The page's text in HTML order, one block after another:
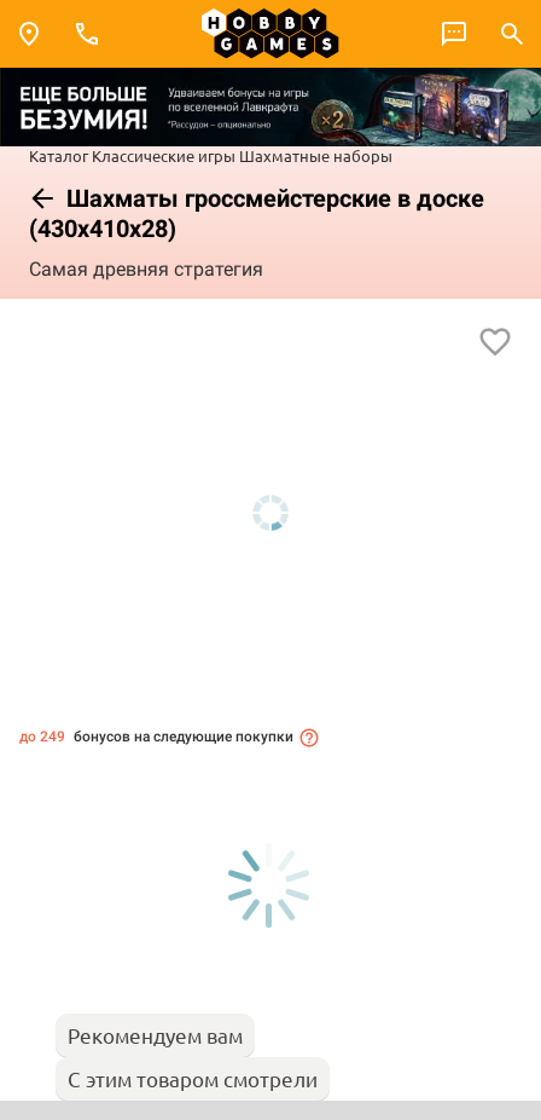
Каталог Классические игры Шахматные наборы
Шахматы гроссмейстерские в доске
(430x410x28)
Самая древняя стратегия
до 249 бонусов на следующие покупки
Рекомендуем вам
С этим товаром смотрели